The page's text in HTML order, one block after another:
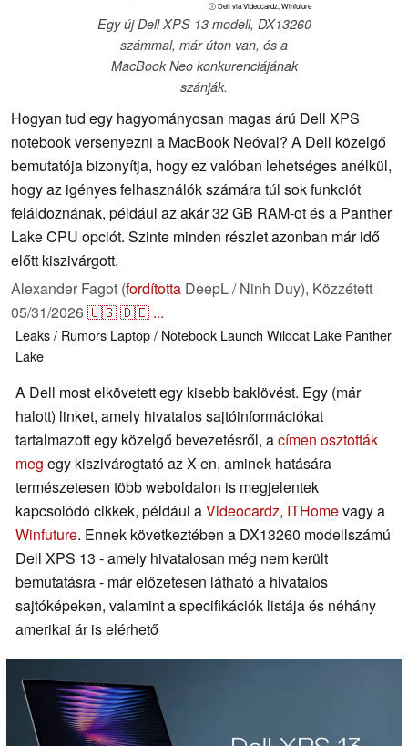
ⓘ Dell via Videocardz, Winfuture
Egy új Dell XPS 13 modell, DX13260
számmal, már úton van, és a
MacBook Neo konkurenciájának
szánják.
Hogyan tud egy hagyományosan magas árú Dell XPS
notebook versenyezni a MacBook Neóval? A Dell közelgő
bemutatója bizonyítja, hogy ez valóban lehetséges anélkül,
hogy az igényes felhasználók számára túl sok funkciót
feláldoznának, például az akár 32 GB RAM-ot és a Panther
Lake CPU opciót. Szinte minden részlet azonban már idő
előtt kiszivárgott.
Alexander Fagot (fordította DeepL / Ninh Duy), Közzétett
05/31/2026🇺🇸🇩🇪 ...
Leaks / Rumors Laptop / Notebook Launch Wildcat Lake Panther
Lake
A Dell most elkövetett egy kisebb baklövést. Egy (már
halott) linket, amely hivatalos sajtóinformációkat
tartalmazott egy közelgő bevezetésről, acímen osztották
meg egy kiszivárogtató az X-en, aminek hatására
természetesen több weboldalon is megjelentek
kapcsolódó cikkek, például aVideocardz, ITHomevagy a
Winfuture. Ennek következtében a DX13260 modellszámú
Dell XPS 13 - amely hivatalosan még nem került
bemutatásra - már előzetesen látható a hivatalos
sajtóképeken, valamint a specifikációk listája és néhány
amerikai ár is elérhető